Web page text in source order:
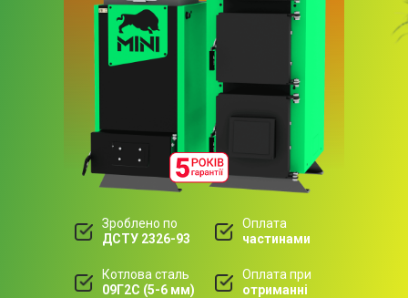
Зроблено по
ДСТУ 2326-93
Оплата при
отриманні
Котлова сталь
09Г2С (5-6 мм)
Оплата
частинами